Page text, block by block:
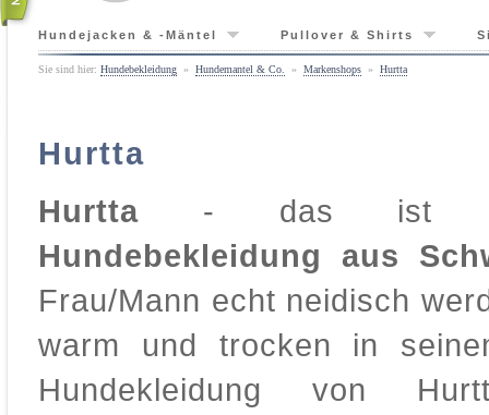
Hundejacken & -Mäntel Pullover & Shirts
Sie sind hier: Hundebekleidung » Hundemantel & Co. » Markenshops » Hurtta
Hurtta
Hurtta - das
Hundebekleidung aus
Frau/Mann echt neidisch
warm und trocken in
Hundekleidung von